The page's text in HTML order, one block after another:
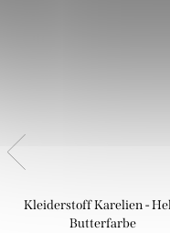
Kleiderstoff Karelien -
Butterfarbe